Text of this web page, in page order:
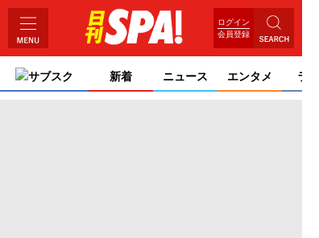
ログイン
会員登録
サブスク 新着 ニュース エンタメ ライ